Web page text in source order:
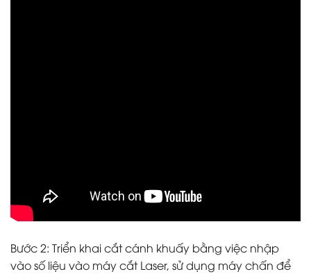
Bước 2: Triển khai cắt cánh khuấy bằng việc nhập
vào số liệu vào máy cắt Laser, sử dụng máy chấn để